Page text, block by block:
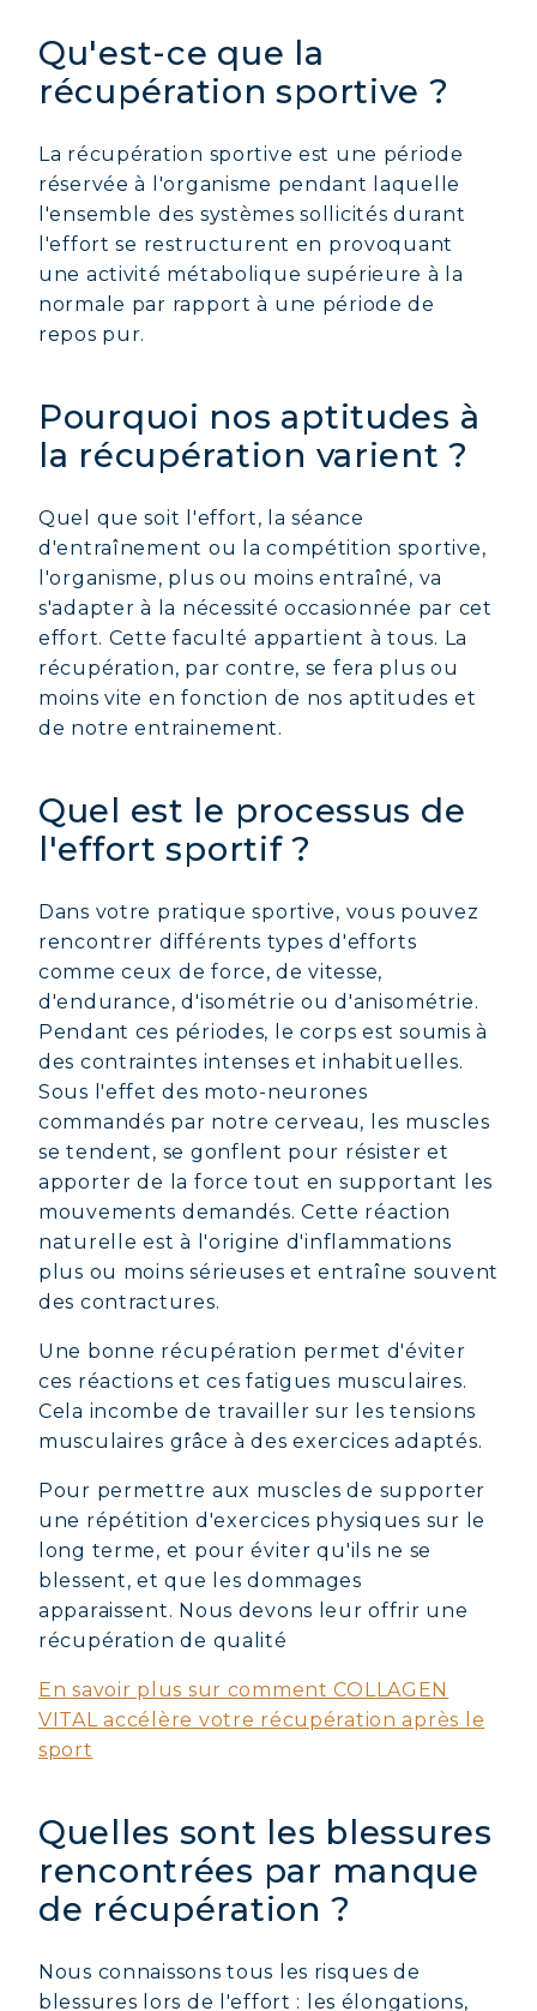
Qu'est-ce que la
récupération sportive ?
La récupération sportive est une période
réservée à l'organisme pendant laquelle
l'ensemble des systèmes sollicités durant
l'effort se restructurent en provoquant
une activité métabolique supérieure à la
normale par rapport à une période de
repos pur.
Pourquoi nos aptitudes à
la récupération varient ?
Quel que soit l'effort, la séance
d'entraînement ou la compétition sportive,
l'organisme, plus ou moins entraîné, va
s'adapter à la nécessité occasionnée par cet
effort. Cette faculté appartient à tous. La
récupération, par contre, se fera plus ou
moins vite en fonction de nos aptitudes et
de notre entrainement.
Quel est le processus de
l'effort sportif ?
Dans votre pratique sportive, vous pouvez
rencontrer différents types d'efforts
comme ceux de force, de vitesse,
d'endurance, d'isométrie ou d'anisométrie.
Pendant ces périodes, le corps est soumis à
des contraintes intenses et inhabituelles.
Sous l'effet des moto-neurones
commandés par notre cerveau, les muscles
se tendent, se gonflent pour résister et
apporter de la force tout en supportant les
mouvements demandés. Cette réaction
naturelle est à l'origine d'inflammations
plus ou moins sérieuses et entraîne souvent
des contractures.
Une bonne récupération permet d'éviter
ces réactions et ces fatigues musculaires.
Cela incombe de travailler sur les tensions
musculaires grâce à des exercices adaptés.
Pour permettre aux muscles de supporter
une répétition d'exercices physiques sur le
long terme, et pour éviter qu'ils ne se
blessent, et que les dommages
apparaissent. Nous devons leur offrir une
récupération de qualité
En savoir plus sur comment COLLAGEN
VITAL accélère votre récupération après le
sport
Quelles sont les blessures
rencontrées par manque
de récupération ?
Nous connaissons tous les risques de
blessures lors de l'effort : les élongations,